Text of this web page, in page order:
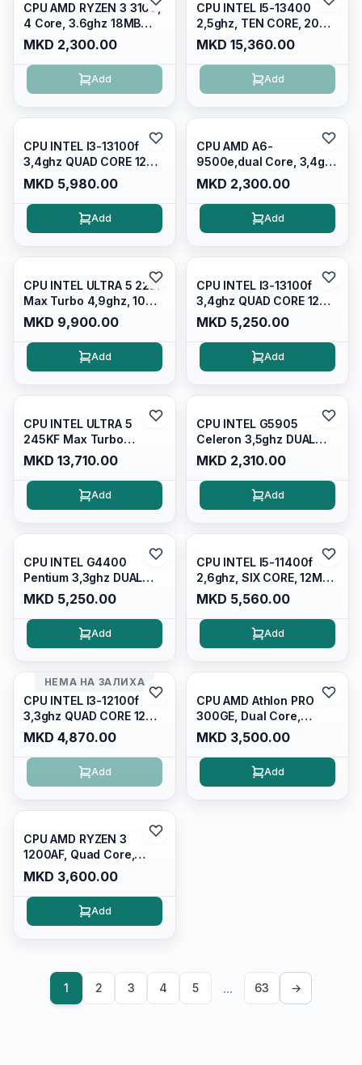
CPU AMD RYZEN 3 3100,
4 Core, 3.6ghz 18MB
S.am4 100-000000284
TRAY
MKD 2,300.00
Add
CPU INTEL I5-13400
2,5ghz, TEN CORE, 20MB
S.1700 TRAY,
CM8071505093004
MKD 15,360.00
Add
CPU INTEL I3-13100f
3,4ghz QUAD CORE 12MB
S.1700, BOX,
BX8071513100F
MKD 5,980.00
Add
CPU AMD A6-
9500e,dual Core, 3,4ghz
1MB S.am4, Radeon R5
Graphics, TRAY
AD9500AHM23AB
MKD 2,300.00
Add
CPU INTEL ULTRA 5 225F
Max Turbo 4,9ghz, 10
CORE, 22MB S.1851, BOX
W/o Cooler
BX80768225F
MKD 9,900.00
Add
CPU INTEL I3-13100f
3,4ghz QUAD CORE 12MB
S.1700,
TRAY,CM8071505092203
MKD 5,250.00
Add
CPU INTEL ULTRA 5
245KF Max Turbo
5.2ghz, 14 CORE, 50MB
S.1851, Tray,
AT8076806414
MKD 13,710.00
Add
CPU INTEL G5905
Celeron 3,5ghz DUAL
CORE 4MB S.1200 TRAY
MKD 2,310.00
Add
CPU INTEL G4400
Pentium 3,3ghz DUAL
CORE 3MB S.1151, TRAY
MKD 5,250.00
Add
CPU INTEL I5-11400f
2,6ghz, SIX CORE, 12MB
S.1200 TRAY
CM8070804497016
MKD 5,560.00
Add
НЕМА НА ЗАЛИХА
CPU INTEL I3-12100f
3,3ghz QUAD CORE 12MB
S.1700, TRAY,
CM8071504651013
MKD 4,870.00
Add
CPU AMD Athlon PRO
300GE, Dual Core,
3,4ghz,5mb,am4, Vega 3
Graphics,
YD30GEC6M2OFH TRAY
MKD 3,500.00
Add
CPU AMD RYZEN 3
1200AF, Quad Core,
3,4ghz 10MB S.am4
YD1200BBAM4KAF
TRAY/1
MKD 3,600.00
Add
1 2 3 4 5 ... 63 →